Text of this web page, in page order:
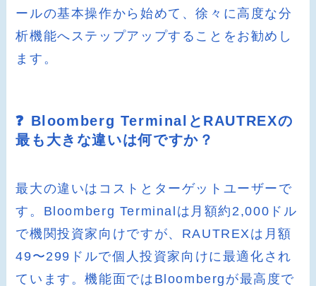
ールの基本操作から始めて、徐々に高度な分
析機能へステップアップすることをお勧めし
ます。
❓ Bloomberg TerminalとRAUTREXの
最も大きな違いは何ですか？
最大の違いはコストとターゲットユーザーで
す。Bloomberg Terminalは月額約2,000ドル
で機関投資家向けですが、RAUTREXは月額
49〜299ドルで個人投資家向けに最適化され
ています。機能面ではBloombergが最高度で